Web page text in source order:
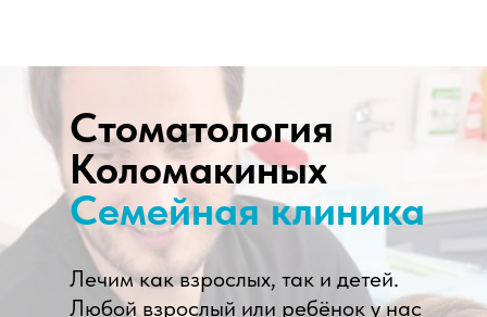
Стоматология
Коломакиных
Семейная клиника
Лечим как взрослых, так и детей.
Любой взрослый или ребёнок у нас